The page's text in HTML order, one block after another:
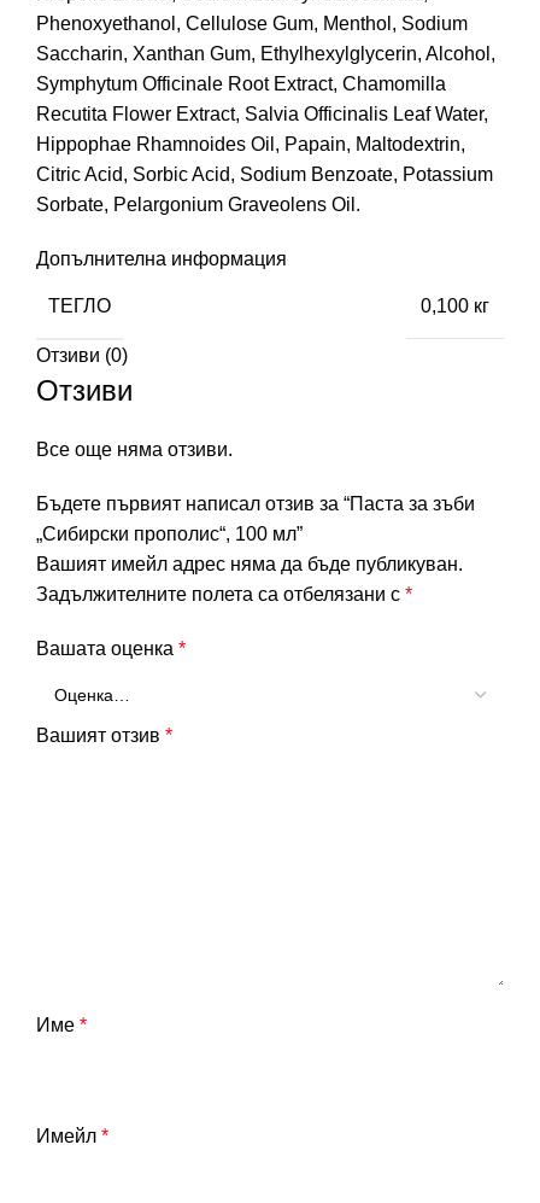
Phenoxyethanol, Cellulose Gum, Menthol, Sodium
Saccharin, Xanthan Gum, Ethylhexylglycerin, Alcohol,
Symphytum Officinale Root Extract, Chamomilla
Recutita Flower Extract, Salvia Officinalis Leaf Water,
Hippophae Rhamnoides Oil, Papain, Maltodextrin,
Citric Acid, Sorbic Acid, Sodium Benzoate, Potassium
Sorbate, Pelargonium Graveolens Oil.
Допълнителна информация
ТЕГЛО 0,100 кг
Отзиви (0)
Отзиви
Все още няма отзиви.
Бъдете първият написал отзив за “Паста за зъби
„Сибирски прополис“, 100 мл”
Вашият имейл адрес няма да бъде публикуван.
Задължителните полета са отбелязани с *
Вашата оценка *
Вашият отзив *
Име *
Имейл *